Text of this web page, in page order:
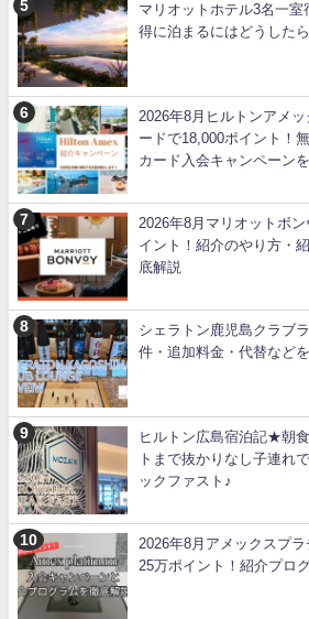
マリオットホテル3名一
得に泊まるにはどうした
2026年8月ヒルトンアメ
ードで18,000ポイント！
カード入会キャンペーン
2026年8月マリオットボ
イント！紹介のやり方・
底解説
シェラトン鹿児島クラブ
件・追加料金・代替など
ヒルトン広島宿泊記★朝
トまで抜かりなし子連れ
ックファスト♪
2026年8月アメックスプ
25万ポイント！紹介プロ